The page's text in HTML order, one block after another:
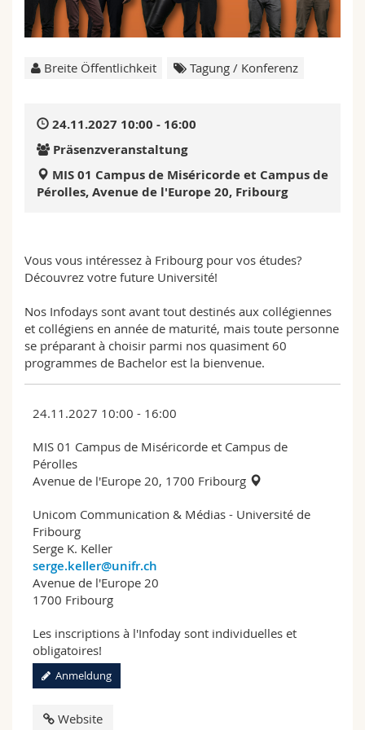
Math.-Nat. und Med. Fak.
Mitarbeitende
Webmail
Breite Öffentlichkeit Tagung / Konferenz
24.11.2027 10:00 - 16:00
Präsenzveranstaltung
MIS 01 Campus de Miséricorde et Campus de
Pérolles, Avenue de l'Europe 20, Fribourg
Vous vous intéressez à Fribourg pour vos études?
Découvrez votre future Université!
Nos Infodays sont avant tout destinés aux collégiennes
et collégiens en année de maturité, mais toute personne
se préparant à choisir parmi nos quasiment 60
programmes de Bachelor est la bienvenue.
24.11.2027 10:00 - 16:00
MIS 01 Campus de Miséricorde et Campus de
Pérolles
Avenue de l'Europe 20, 1700 Fribourg
Unicom Communication & Médias - Université de
Fribourg
Serge K. Keller
serge.keller@unifr.ch
Avenue de l'Europe 20
1700 Fribourg
Les inscriptions à l'Infoday sont individuelles et
obligatoires!
Anmeldung
Website